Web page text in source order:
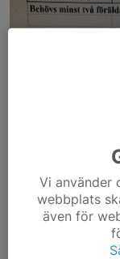
Vi använder
webbplats
även för